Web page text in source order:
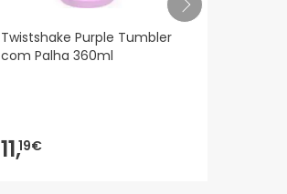
Twistshake Purple Tumbler
com Palha 360ml
11,19€